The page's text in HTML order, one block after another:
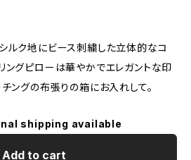
ルク地にビース刺繍した立体的なコ
ングピローは華やかでエレガントな印
ングの布張りの箱にお入れして。
shipping available
Add to cart